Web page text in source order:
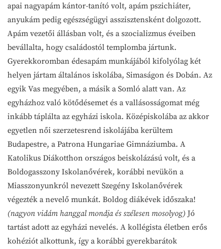
apai nagyapám kántor-tanító volt, apám pszichiáter,
anyukám pedig egészségügyi asszisztensként dolgozott.
Apám vezetői állásban volt, és a szocializmus éveiben
bevállalta, hogy családostól templomba jártunk.
Gyerekkoromban édesapám munkájából kifolyólag két
helyen jártam általános iskolába, Simaságon és Dobán. Az
egyik Vas megyében, a másik a Somló alatt van. Az
egyházhoz való kötődésemet és a vallásosságomat még
inkább táplálta az egyházi iskola. Középiskolába az akkor
egyetlen női szerzetesrend iskolájába kerültem
Budapestre, a Patrona Hungariae Gimnáziumba. A
Katolikus Diákotthon országos beiskolázású volt, és a
Boldogasszony Iskolanővérek, korábbi nevükön a
Miasszonyunkról nevezett Szegény Iskolanővérek
végezték a nevelő munkát. Boldog diákévek időszaka!
(nagyon vidám hanggal mondja és szélesen mosolyog) Jó
tartást adott az egyházi nevelés. A kollégista életben erős
kohéziót alkottunk, így a korábbi gyerekbarátok